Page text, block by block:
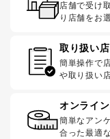
店舗で受け
り店舗をお
取り扱い
簡単操作で
や取り扱い
オンライ
簡単なアン
合った最適